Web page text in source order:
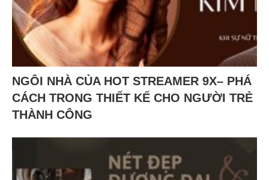
NGÔI NHÀ CỦA HOT STREAMER 9X– PHÁ
CÁCH TRONG THIẾT KẾ CHO NGƯỜI TRẺ
THÀNH CÔNG